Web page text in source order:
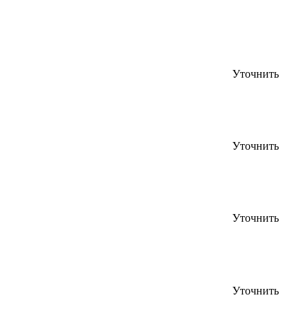
Уточнить
Уточнить
Уточнить
Уточнить